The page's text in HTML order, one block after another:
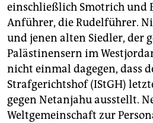
einschließlich Smotrich und
Anführer, die Rudelführer.
und jenen alten Siedler, der
Palästinensern im
nicht einmal dagegen, dass
Strafgerichtshof (IStGH)
gegen Netanjahu ausstellt.
Weltgemeinschaft zur